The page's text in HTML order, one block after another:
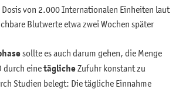
von 2.000 Internationalen Einheiten laut
Blutwerte etwa zwei Wochen später
sollte es auch darum gehen, die Menge
durch einetäglicheZufuhr konstant zu
Studien belegt: Die tägliche Einnahme